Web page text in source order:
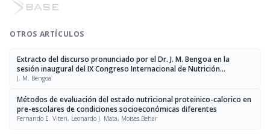
OTROS ARTÍCULOS
Extracto del discurso pronunciado por el Dr. J. M. Bengoa en la
sesión inaugural del IX Congreso Internacional de Nutrición
celebrado en México, del 3 al 9 de septiembre de 1972
J. M. Bengoa
Métodos de evaluación del estado nutricional proteinico-calorico en
pre-escolares de condiciones socioeconómicas diferentes
Fernando E. Viteri, Leonardo J. Mata, Moises Behar